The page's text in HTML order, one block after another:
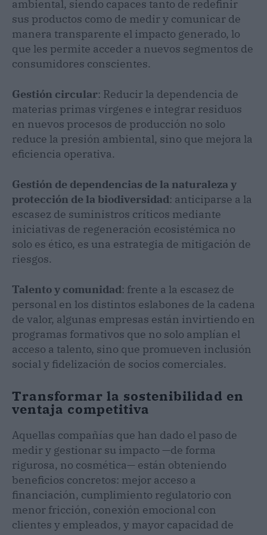
ambiental, siendo capaces tanto de redefinir
sus productos como de medir y comunicar de
manera transparente el impacto generado, lo
que les permite acceder a nuevos segmentos de
consumidores conscientes.
Gestión circular: Reducir la dependencia de
materias primas vírgenes e integrar residuos
en nuevos procesos de producción no solo
reduce la presión ambiental, sino que mejora la
eficiencia operativa.
Gestión de dependencias de la naturaleza y
protección de la biodiversidad: anticiparse a la
escasez de suministros críticos mediante
iniciativas de regeneración ecosistémica no
solo es ético, es una estrategia de mitigación de
riesgos.
Talento y comunidad: frente a la escasez de
personal en los distintos eslabones de la cadena
de valor, algunas empresas están invirtiendo en
programas formativos que no solo amplían el
acceso a talento, sino que promueven inclusión
social y fidelización de socios comerciales.
Transformar la sostenibilidad en
ventaja competitiva
Aquellas compañías que han dado el paso de
medir y gestionar su impacto —de forma
rigurosa, no cosmética— están obteniendo
beneficios concretos: mejor acceso a
financiación, cumplimiento regulatorio con
menor fricción, conexión emocional con
clientes y empleados, y mayor capacidad de